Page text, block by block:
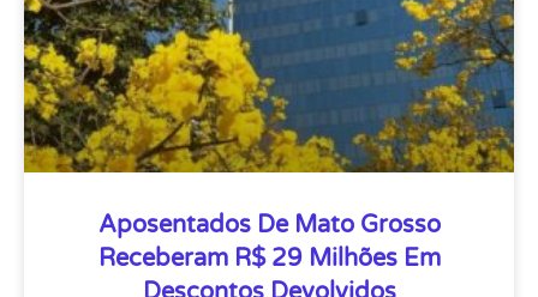
Aposentados De Mato Grosso
Receberam R$ 29 Milhões Em